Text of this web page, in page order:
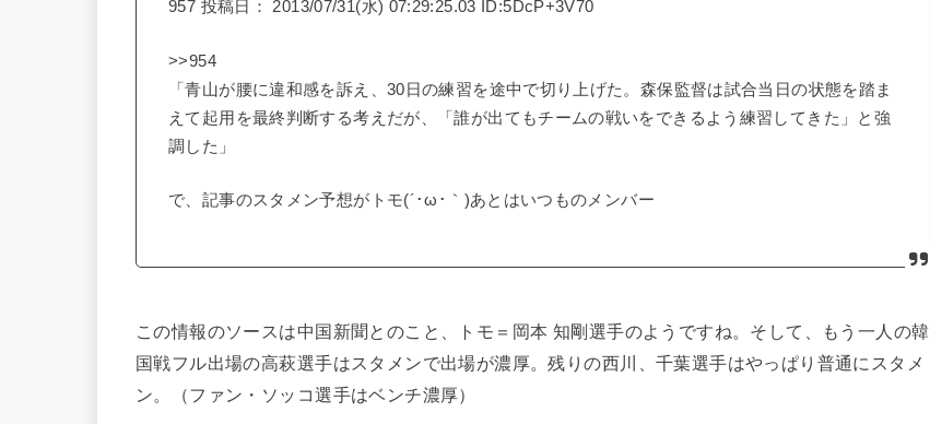
957 投稿日： 2013/07/31(水) 07:29:25.03 ID:5DcP+3V70
>>954
「青山が腰に違和感を訴え、30日の練習を途中で切り上げた。森保監督は試合当日の状態を踏ま
えて起用を最終判断する考えだが、「誰が出てもチームの戦いをできるよう練習してきた」と強
調した」
で、記事のスタメン予想がトモ(´･ω･｀)あとはいつものメンバー
この情報のソースは中国新聞とのこと、トモ＝岡本 知剛選手のようですね。そして、もう一人の韓
国戦フル出場の高萩選手はスタメンで出場が濃厚。残りの西川、千葉選手はやっぱり普通にスタメ
ン。（ファン・ソッコ選手はベンチ濃厚）